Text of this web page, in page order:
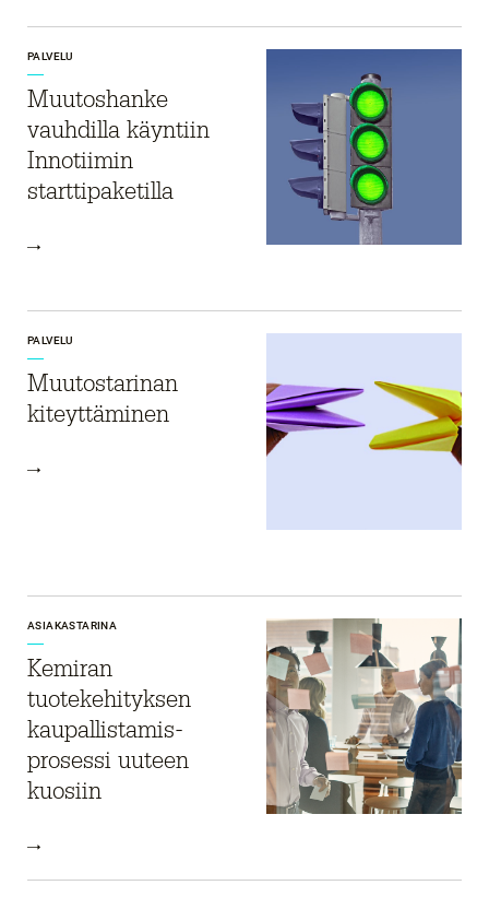
PALVELU
Muutoshanke
vauhdilla käyntiin
Innotiimin
starttipaketilla
PALVELU
Muutostarinan
kiteyttäminen
ASIAKASTARINA
Kemiran
tuotekehityksen
kaupallistamis-
prosessi uuteen
kuosiin